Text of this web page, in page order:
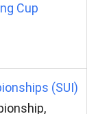
Cup
(SUI)